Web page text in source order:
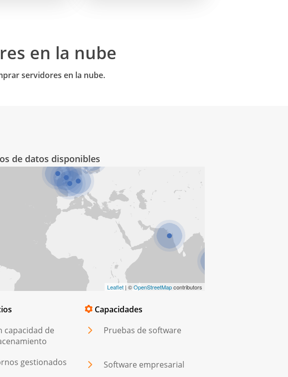
en la nube
servidores en la nube.
de datos disponibles
Leaflet| ©OpenStreetMapcontributors
capacidad de
gestionados
Capacidades
Pruebas de software
Software empresarial